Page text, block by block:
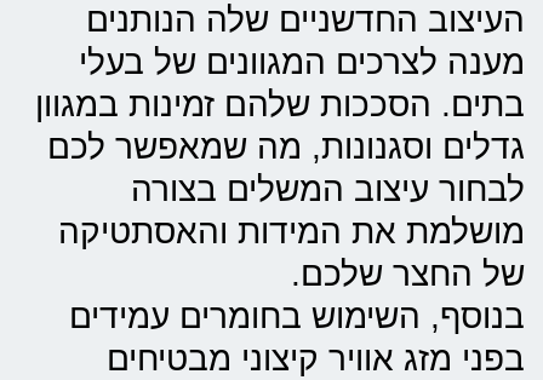
העיצוב החדשניים שלה הנותנים
מענה לצרכים המגוונים של בעלי
בתים. הסככות שלהם זמינות במגוון
גדלים וסגנונות, מה שמאפשר לכם
לבחור עיצוב המשלים בצורה
מושלמת את המידות והאסתטיקה
של החצר שלכם.
בנוסף, השימוש בחומרים עמידים
בפני מזג אוויר קיצוני מבטיחים